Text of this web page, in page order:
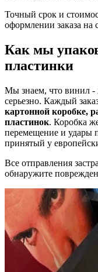
Точный срок и
оформлении заказа на
Как мы
пластинки
Мы знаем, что винил -
серьезно. Каждый
картонной коробке,
пластинок. Коробка
перемещение и удары
принятый у
Все отправления
обнаружите